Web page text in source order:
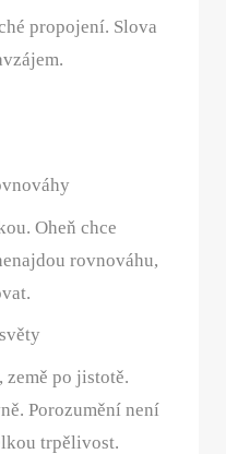
propojení. Slova
Oheň chce
rovnováhu,
po jistotě.
Porozumění není
trpělivost.